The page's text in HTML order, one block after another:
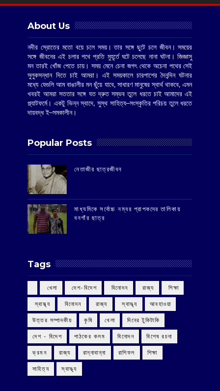
About Us
নদীর স্রোতের মতো বয়ে চলে সময়। তার সঙ্গে ছুটে চলে জীবন। সময়ের
সঙ্গে জীবনের এই চলার পথে প্রতি মুহূর্তে ঘটে চলেছে নানা ঘটনা। জিজ্ঞাসু
মন তারই খোঁজ পেতে চায়। সময় মেনে চেনা জগৎ থেকে অচেনা পথের সেই
সুলুকসন্ধান দিতে চাই আমরা। এই সময়কালে চারপাশের দৈনন্দিন ঘটনার
মধ্যে যেগুলি আম বাঙালীর মন ছুঁয়ে যাবে, সাধারণ মানুষের স্বার্থ থাকবে, এমন
খবরই আমরা সততার সঙ্গে যত দ্রুত সম্ভব তুলে ধরতে চাই আমাদের এই
প্ল্যাটফর্মে। একটু ভিন্ন স্বাদে, সুস্থ সাহিত্য–সংস্কৃতির পরিচয় তুলে ধরতে
দায়বদ্ধ ই–সমকালীন।
Popular Posts
‌নেতাজীর ছাত্রজীবন
মাধ্যমিকে সর্বোচ্চ নম্বর প্রাপকদের তালিকায়
বনগাঁর ছাত্র
Tags
‌ খেলা ‌ দেশ-বিদেশ ‌ বিনোদন ‌ রাজ্য ‌ শিক্ষা
‌ স্বাস্থ্য ‌ বিনোদন ‌ রাজ্য ‌ স্বাস্থ্য আবহাওয়া
উত্তর সম্পাদকীয় কৃষি খেলা দিনের টুকিটাকি
দেশ - বিদেশ পাঠকের কলম বিনোদন বিশেষ রচনা
ভ্রমন রাজ্য রান্নাবান্না রাশিফল শিক্ষা
সাহিত্য স্বাস্থ্য